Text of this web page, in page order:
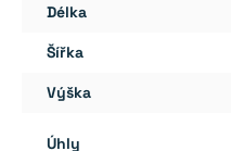
Délka
Šířka
Výška
Úhly